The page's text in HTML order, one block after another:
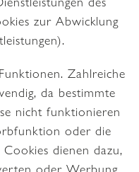
zur Abwicklung
Zahlreiche
da bestimmte
nicht funktionieren
oder die
dienen dazu,
oder Werbung